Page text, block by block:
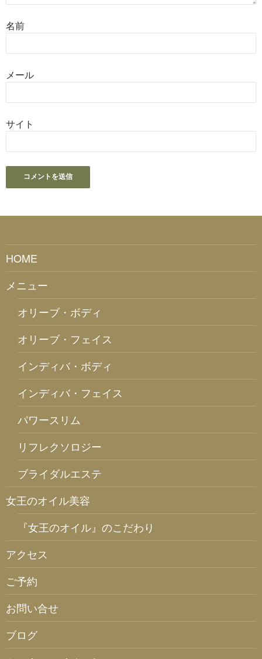
名前
メール
サイト
HOME
メニュー
オリーブ・ボディ
オリーブ・フェイス
インディバ・ボディ
インディバ・フェイス
パワースリム
リフレクソロジー
ブライダルエステ
女王のオイル美容
『女王のオイル』のこだわり
アクセス
ご予約
お問い合せ
ブログ